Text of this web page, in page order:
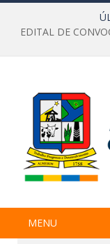
EDITAL DE
MENU